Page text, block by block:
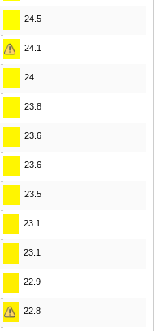
24.5
24.1
24
23.8
23.6
23.6
23.5
23.1
23.1
22.9
22.8